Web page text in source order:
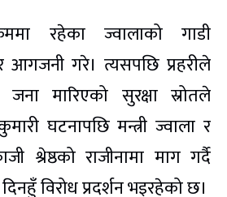
रहेका ज्वालाको गाडी
आगजनी गरे। त्यसपछि प्रहरीले
मारिएको सुरक्षा स्रोतले
घटनापछि मन्त्री ज्वाला र
श्रेष्ठको राजीनामा माग गर्दै
विरोध प्रदर्शन भइरहेको छ।